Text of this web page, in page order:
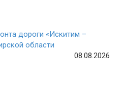
дороги «Искитим –
области
08.08.2026